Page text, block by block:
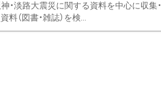
淡路大震災に関する資料を中心に収集
料（図書・雑誌）を検...